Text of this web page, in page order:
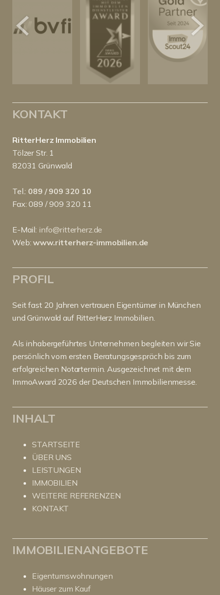
KONTAKT
RitterHerz Immobilien
Tölzer Str. 1
82031 Grünwald
Tel.: 089 / 909 320 10
Fax: 089 / 909 320 11
E-Mail: info@ritterherz.de
Web:www.ritterherz-immobilien.de
PROFIL
Seit fast 20 Jahren vertrauen Eigentümer in München
und Grünwald auf RitterHerz Immobilien.
Als inhabergeführtes Unternehmen begleiten wir Sie
persönlich vom ersten Beratungsgespräch bis zum
erfolgreichen Notartermin. Ausgezeichnet mit dem
ImmoAward 2026 der Deutschen Immobilienmesse.
INHALT
STARTSEITE
ÜBER UNS
LEISTUNGEN
IMMOBILIEN
WEITERE REFERENZEN
KONTAKT
IMMOBILIENANGEBOTE
Eigentumswohnungen
Häuser zum Kauf